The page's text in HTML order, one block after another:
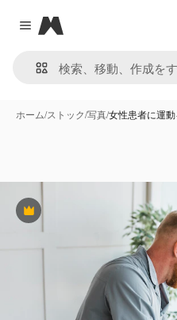
Close menu
Magnific
ホーム/ストック/写真/女性患者に運
Premium